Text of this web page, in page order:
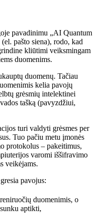
pavadinimu „AI Quantum
pašto siena), rodo, kad
kliūtimi veiksmingam
duomenims.
duomenų. Tačiau
kelia pavojų
grėsmių intelektinei
tašką (pavyzdžiui,
turi valdyti grėsmes per
Tuo pačiu metu įmonės
protokolus – pakeitimus,
varomi iššifravimo
veikėjams.
pavojus:
duomenimis, o
aptikti,